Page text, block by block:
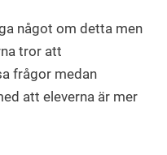
något om detta men
tror att
frågor medan
att eleverna är mer